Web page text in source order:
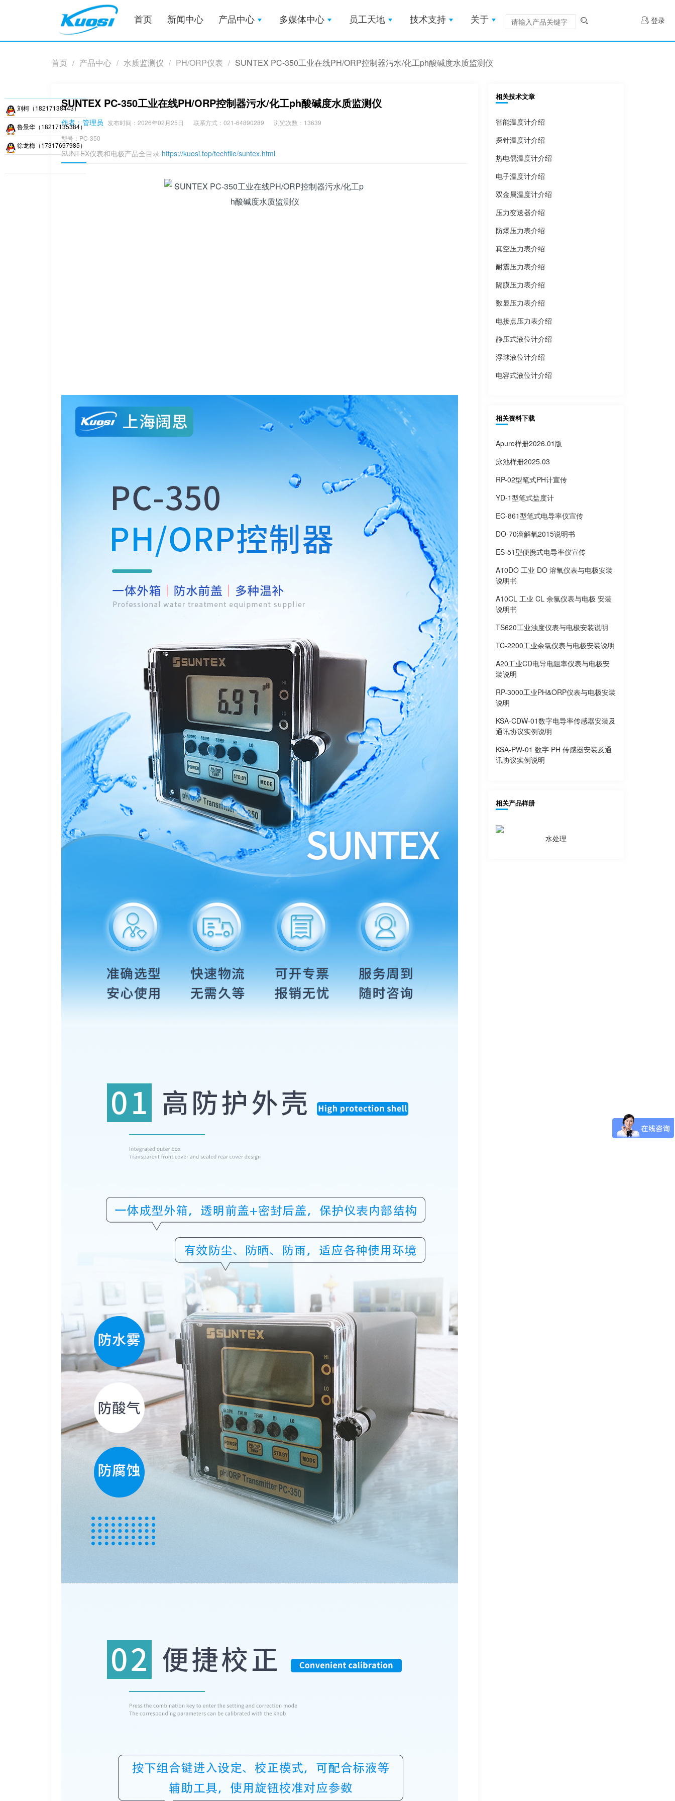
首页 新闻中心 产品中心 多媒体中心 员工天地 技术支持 关于 登录
首页 / 产品中心 / 水质监测仪 / PH/ORP仪表 / SUNTEX PC-350工业在线PH/ORP控制器污水/化工ph酸碱度水质监测仪
SUNTEX PC-350工业在线PH/ORP控制器污水/化工ph酸碱度水质监测仪
作者：管理员 发布时间：2026年02月25日 联系方式：021-64890289
浏览次数：13639
型号：PC-350
SUNTEX仪表和电极产品全目录 https://kuosi.top/techfile/suntex.html
相关技术文章
智能温度计介绍
探针温度计介绍
热电偶温度计介绍
电子温度计介绍
双金属温度计介绍
压力变送器介绍
防爆压力表介绍
真空压力表介绍
耐震压力表介绍
隔膜压力表介绍
数显压力表介绍
电接点压力表介绍
静压式液位计介绍
浮球液位计介绍
电容式液位计介绍
相关资料下载
Apure样册2026.01版
泳池样册2025.03
RP-02型笔式PH计宣传
YD-1型笔式盐度计
EC-861型笔式电导率仪宣传
DO-70溶解氧2015说明书
ES-51型便携式电导率仪宣传
A10DO 工业 DO 溶氧仪表与电极安装
说明书
A10CL 工业 CL 余氯仪表与电极 安装
说明书
TS620工业浊度仪表与电极安装说明
TC-2200工业余氯仪表与电极安装说明
A20工业CD电导电阻率仪表与电极安
装说明
RP-3000工业PH&ORP仪表与电极安装
说明
KSA-CDW-01数字电导率传感器安装及
通讯协议实例说明
KSA-PW-01 数字 PH 传感器安装及通
讯协议实例说明
相关产品样册
水处理
刘柯（18217138443）
鲁景华（18217135384）
徐龙梅（17317697985）